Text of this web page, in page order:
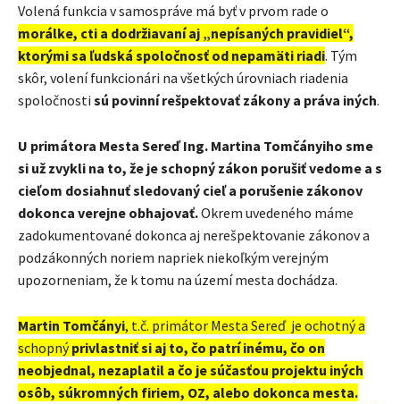
Volená funkcia v samospráve má byť v prvom rade o
morálke, cti a dodržiavaní aj „nepísaných pravidiel“,
ktorými sa ľudská spoločnosť od nepamäti riadi. Tým
skôr, volení funkcionári na všetkých úrovniach riadenia
spoločnosti sú povinní rešpektovať zákony a práva iných.
U primátora Mesta Sereď Ing. Martina Tomčányiho sme
si už zvykli na to, že je schopný zákon porušiť vedome a s
cieľom dosiahnuť sledovaný cieľ a porušenie zákonov
dokonca verejne obhajovať.Okrem uvedeného máme
zadokumentované dokonca aj nerešpektovanie zákonov a
podzákonných noriem napriek niekoľkým verejným
upozorneniam, že k tomu na území mesta dochádza.
Martin Tomčányi, t.č. primátor Mesta Sereď je ochotný a
schopnýprivlastniť si aj to, čo patrí inému, čo on
neobjednal, nezaplatil a čo je súčasťou projektu iných
osôb, súkromných firiem, OZ, alebo dokonca mesta.